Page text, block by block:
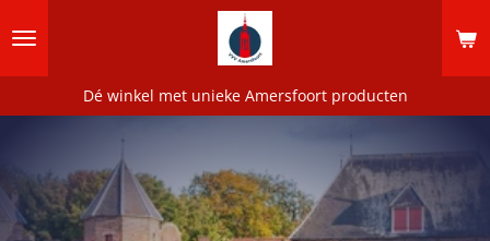
direct
hoofdinhoud
Dé winkel met unieke Amersfoort producten